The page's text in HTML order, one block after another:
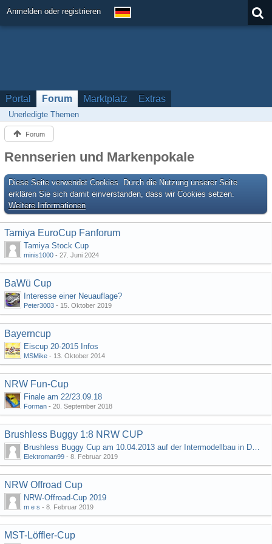
Anmelden oder registrieren
Portal Forum Marktplatz Extras
Unerledigte Themen
Forum
Rennserien und Markenpokale
Diese Seite verwendet Cookies. Durch die Nutzung unserer Seite
erklären Sie sich damit einverstanden, dass wir Cookies setzen.
Weitere Informationen
Tamiya EuroCup Fanforum
Tamiya Stock Cup
minis1000 - 27. Juni 2024
BaWü Cup
Interesse einer Neuauflage?
Peter3003 - 15. Oktober 2019
Bayerncup
Eiscup 20-2015 Infos
MSMike - 13. Oktober 2014
NRW Fun-Cup
Finale am 22/23.09.18
Forman - 20. September 2018
Brushless Buggy 1:8 NRW CUP
Brushless Buggy Cup am 10.04.2013 auf der Intermodellbau in Dortmund
Elektroman99 - 8. Februar 2019
NRW Offroad Cup
NRW-Offroad-Cup 2019
m e s - 8. Februar 2019
MST-Löffler-Cup